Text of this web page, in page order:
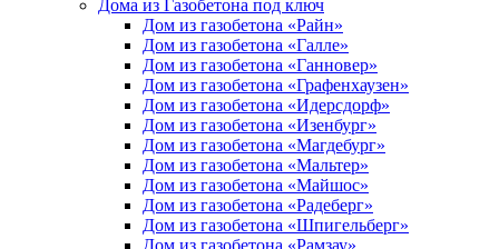
Дома из Газобетона под ключ
Дом из газобетона «Райн»
Дом из газобетона «Галле»
Дом из газобетона «Ганновер»
Дом из газобетона «Графенхаузен»
Дом из газобетона «Идерсдорф»
Дом из газобетона «Изенбург»
Дом из газобетона «Магдебург»
Дом из газобетона «Мальтер»
Дом из газобетона «Майшос»
Дом из газобетона «Радеберг»
Дом из газобетона «Шпигельберг»
Дом из газобетона «Рамзау»